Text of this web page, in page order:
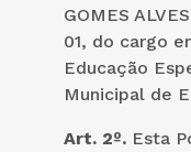
GOMES
01, do cargo
Educação
Municipal de
Art. 2º. Esta